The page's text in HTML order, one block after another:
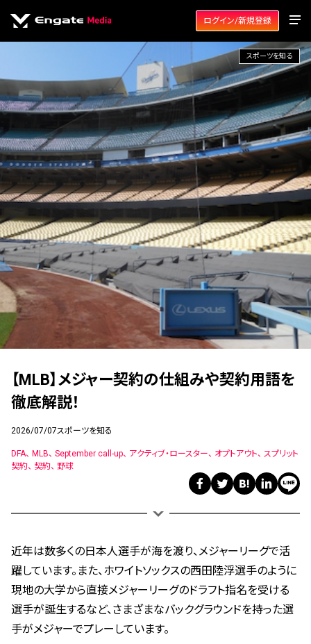
ログイン/新規登録
スポーツを知る
【MLB】メジャー契約の仕組みや契約用語を
徹底解説！
2026/07/07スポーツを知る
DFA MLB September call-up アクティブ・ロースター オプトアウト
スプリット
契約
契約 野球
近年は数多くの日本人選手が海を渡り、メジャーリーグで活
躍しています。また、ホワイトソックスの西田陸浮選手のように
現地の大学から直接メジャーリーグのドラフト指名を受ける
選手が誕生するなど、さまざまなバックグラウンドを持った選
手がメジャーでプレーしています。